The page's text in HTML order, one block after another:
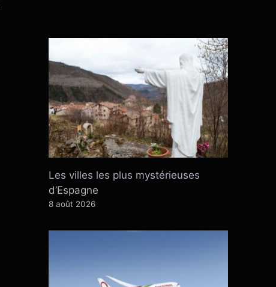
Les villes les plus mystérieuses
d’Espagne
8 août 2026